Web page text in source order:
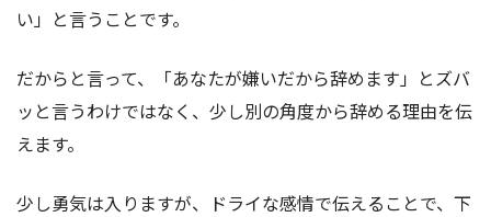
い」と言うことです。
だからと言って、「あなたが嫌いだから辞めます」とズバ
ッと言うわけではなく、少し別の角度から辞める理由を伝
えます。
少し勇気は入りますが、ドライな感情で伝えることで、下